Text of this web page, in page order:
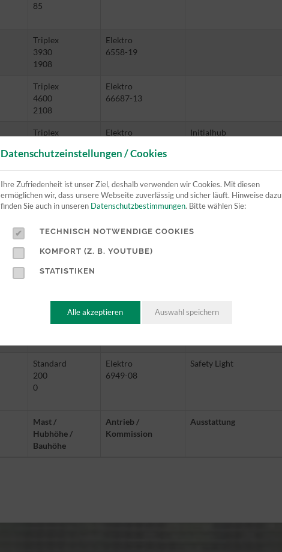
85
Triplex
3930
1908
Elektro
6558-19
Triplex
4600
2108
Elektro
66687-13
Triplex
2265
Elektro
Initialhub
4352
1920
6728-96
5520
2408
66846-39
Triplex
Elektro
Safety Light
Standard
200
0
Elektro
6949-08
Safety Light
Mast /
Hubhöhe /
Bauhöhe
Antrieb /
Kommission
Ausstattung
Datenschutzeinstellungen / Cookies
Ihre Zufriedenheit ist unser Ziel, deshalb verwenden wir Cookies. Mit diesen
ermöglichen wir, dass unsere Webseite zuverlässig und sicher läuft. Hinweise dazu
finden Sie auch in unseren Datenschutzbestimmungen. Bitte wählen Sie:
TECHNISCH NOTWENDIGE COOKIES
KOMFORT (Z. B. YOUTUBE)
STATISTIKEN
Alle akzeptieren Auswahl speichern